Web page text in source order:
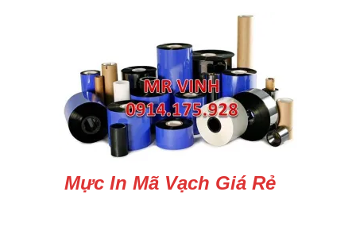
Mực In Mã Vạch Giá Rẻ